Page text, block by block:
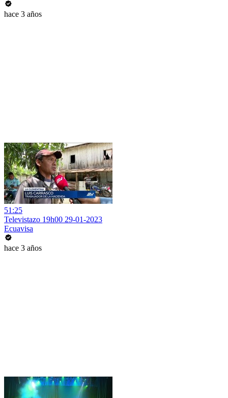
hace 3 años
51:25
Televistazo 19h00 29-01-2023
Ecuavisa
hace 3 años